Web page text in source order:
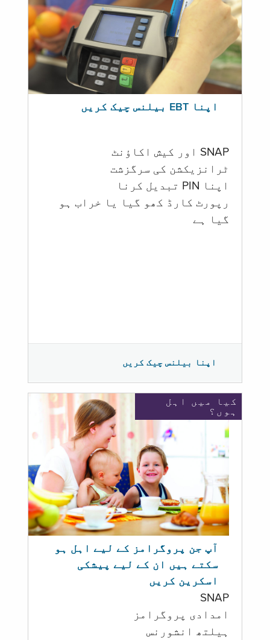
اپنا EBT بیلنس چیک کریں
SNAP اور کیش اکاؤنٹ
ٹرانزیکشن کی سرگزشت
اپنا PIN تبدیل کرنا
رپورٹ کارڈ کھو گیا یا خراب ہو
گيا ہے
اپنا بیلنس چیک کریں
کیا میں اہل
ہوں؟
آپ جن پروگرامز کے لیے اہل ہو
سکتے ہیں ان کے لیے پیشکی
اسکرین کریں
SNAP
امدادی پروگرامز
‏ہیلتھ انشورنس